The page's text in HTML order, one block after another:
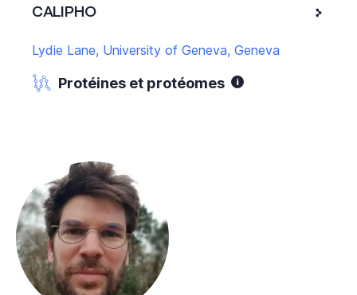
CALIPHO
Lydie Lane, University of Geneva, Geneva
Protéines et protéomes